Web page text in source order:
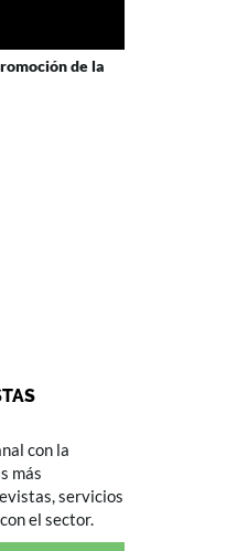
de la
con la
más
servicios
el sector.